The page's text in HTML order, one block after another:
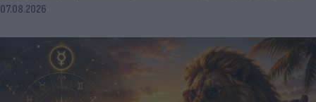
07.08.2026